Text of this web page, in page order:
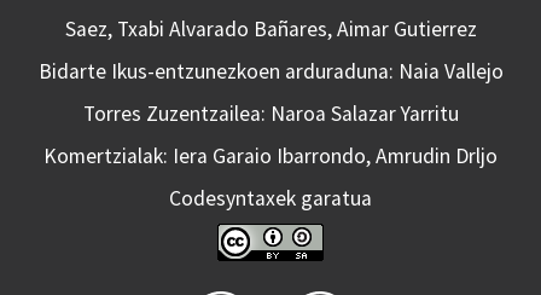
Saez, Txabi Alvarado Bañares, Aimar Gutierrez
Bidarte Ikus-entzunezkoen arduraduna: Naia Vallejo
Torres Zuzentzailea: Naroa Salazar Yarritu
Komertzialak: Iera Garaio Ibarrondo, Amrudin Drljo
Codesyntaxek garatua